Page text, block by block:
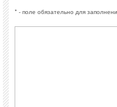
* - поле обязательно для